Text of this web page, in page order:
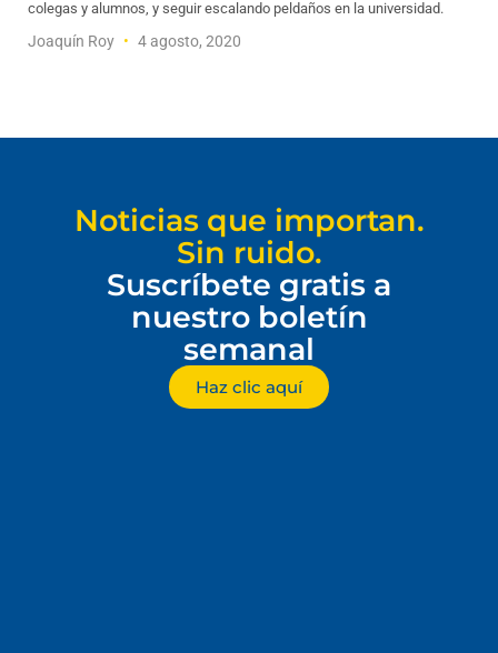
colegas y alumnos, y seguir escalando peldaños en la universidad.
Joaquín Roy 4 agosto, 2020
Noticias que importan.
Sin ruido.
Suscríbete gratis a
nuestro boletín
semanal
Haz clic aquí